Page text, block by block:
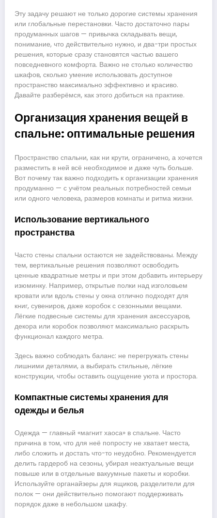
Эту задачу решают не только дорогие системы хранения
или глобальные перестановки. Часто достаточно пары
продуманных шагов — привычка складывать вещи,
понимание, что действительно нужно, и два-три простых
решения, которые сразу становятся частью вашего
повседневного комфорта. Важно не столько количество
шкафов, сколько умение использовать доступное
пространство максимально эффективно и красиво.
Давайте разберёмся, как этого добиться на практике.
Организация хранения вещей в
спальне: оптимальные решения
Пространство спальни, как ни крути, ограничено, а хочется
разместить в ней всё необходимое и даже чуть больше.
Вот почему так важно подходить к организации хранения
продуманно — с учётом реальных потребностей семьи
или одного человека, размеров комнаты и ритма жизни.
Использование вертикального
пространства
Часто стены спальни остаются не задействованы. Между
тем, вертикальные решения позволяют освободить
ценные квадратные метры и при этом добавить интерьеру
изюминку. Например, открытые полки над изголовьем
кровати или вдоль стены у окна отлично подходят для
книг, сувениров, даже коробок с сезонными вещами.
Лёгкие подвесные системы для хранения аксессуаров,
декора или коробок позволяют максимально раскрыть
функционал каждого метра.
Здесь важно соблюдать баланс: не перегружать стены
лишними деталями, а выбирать стильные, лёгкие
конструкции, чтобы оставить ощущение уюта и простора.
Компактные системы хранения для
одежды и белья
Одежда — главный «магнит хаоса» в спальне. Часто
причина в том, что для неё попросту не хватает места,
либо сложить и достать что-то неудобно. Рекомендуется
делить гардероб на сезоны, убирая неактуальные вещи
повыше или в отдельные вакуумные пакеты и коробки.
Используйте органайзеры для ящиков, разделители для
полок — они действительно помогают поддерживать
порядок даже в небольшом шкафу.